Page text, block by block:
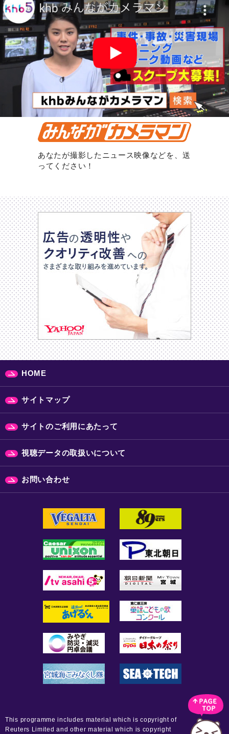
あなたが撮影したニュース映像などを、送
ってください！
HOME
サイトマップ
サイトのご利用にあたって
視聴データの取扱いについて
お問い合わせ
This programme includes material which is copyright of
Reuters Limited and other material which is copyright